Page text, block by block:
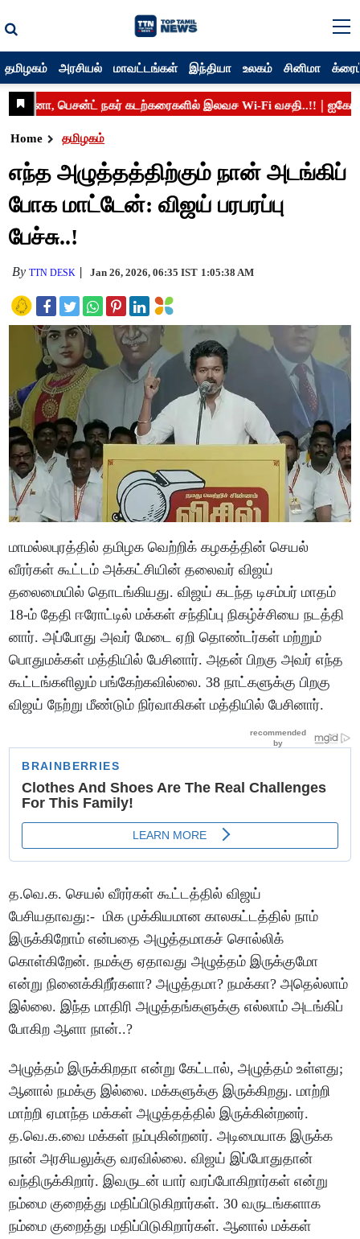
தமிழகம் அரசியல் மாவட்டங்கள் இந்தியா உலகம் சினிமா
Home தமிழகம்
எந்த அழுத்தத்திற்கும் நான் அடங்கிப்
போக மாட்டேன்: விஜய் பரபரப்பு
பேச்சு..!
ByTTN DESK Jan 26, 2026, 06:35 IST 1:05:38 AM
மாமல்லபுரத்தில் தமிழக வெற்றிக் கழகத்தின் செயல்
வீரர்கள் கூட்டம் அக்கட்சியின் தலைவர் விஜய்
தலைமையில் தொடங்கியது. விஜய் கடந்த டிசம்பர் மாதம்
18-ம் தேதி ஈரோட்டில் மக்கள் சந்திப்பு நிகழ்ச்சியை நடத்தி
னார். அப்போது அவர் மேடை ஏறி தொண்டர்கள் மற்றும்
பொதுமக்கள் மத்தியில் பேசினார். அதன் பிறகு அவர் எந்த
கூட்டங்களிலும் பங்கேற்கவில்லை. 38 நாட்களுக்கு பிறகு
விஜய் நேற்று மீண்டும் நிர்வாகிகள் மத்தியில் பேசினார்.
த.வெ.க. செயல் வீரர்கள் கூட்டத்தில் விஜய்
பேசியதாவது:- மிக முக்கியமான காலகட்டத்தில் நாம்
இருக்கிறோம் என்பதை அழுத்தமாகச் சொல்லிக்
கொள்கிறேன். நமக்கு ஏதாவது அழுத்தம் இருக்குமோ
என்று நினைக்கிறீர்களா? அழுத்தமா? நமக்கா? அதெல்லாம்
இல்லை. இந்த மாதிரி அழுத்தங்களுக்கு எல்லாம் அடங்கிப்
போகிற ஆளா நான்..?
அழுத்தம் இருக்கிறதா என்று கேட்டால், அழுத்தம் உள்ளது;
ஆனால் நமக்கு இல்லை. மக்களுக்கு இருக்கிறது. மாற்றி
மாற்றி ஏமாந்த மக்கள் அழுத்தத்தில் இருக்கின்றனர்.
த.வெ.க.வை மக்கள் நம்புகின்றனர். அடிமையாக இருக்க
நான் அரசியலுக்கு வரவில்லை. விஜய் இப்போதுதான்
வந்திருக்கிறார். இவருடன் யார் வரப்போகிறார்கள் என்று
நம்மை குறைத்து மதிப்பிடுகிறார்கள். 30 வருடங்களாக
நம்மை குறைத்து மதிப்பிடுகிறார்கள். ஆனால் மக்கள்